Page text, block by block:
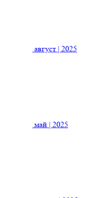
август | 2025
май | 2025